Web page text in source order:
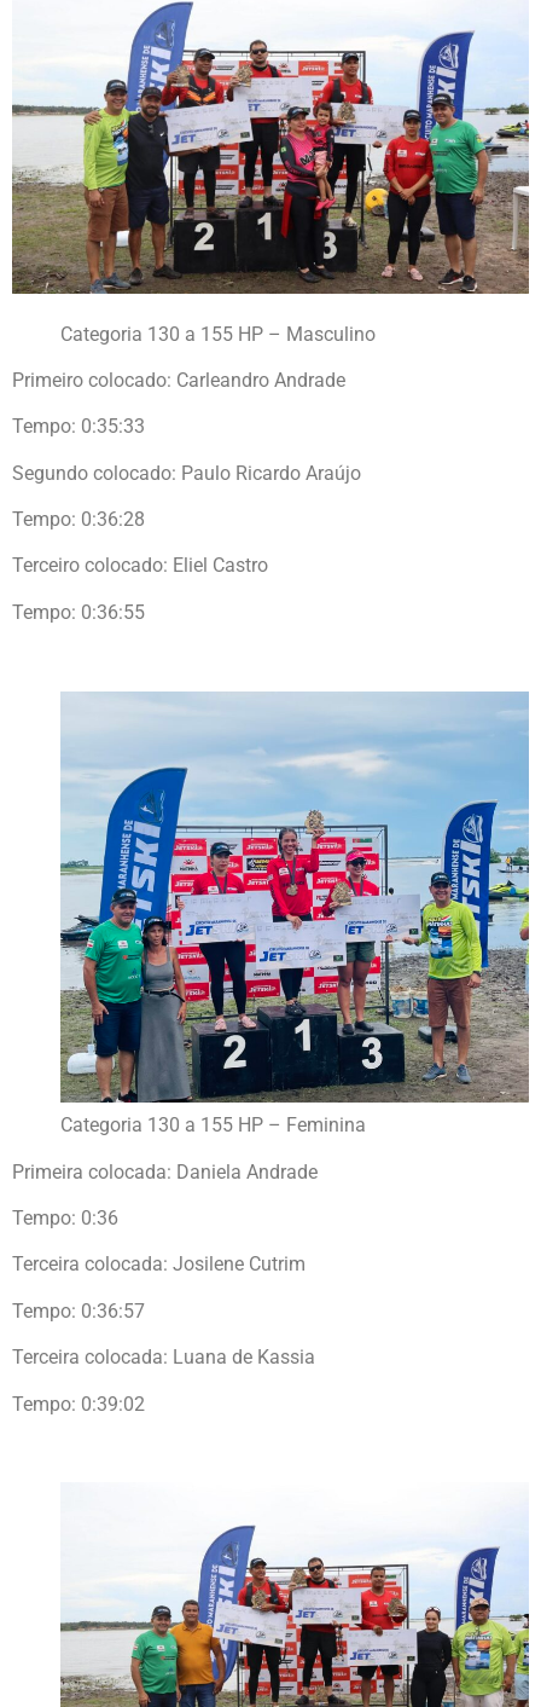
Categoria 130 a 155 HP – Masculino
Primeiro colocado: Carleandro Andrade
Tempo: 0:35:33
Segundo colocado: Paulo Ricardo Araújo
Tempo: 0:36:28
Terceiro colocado: Eliel Castro
Tempo: 0:36:55
Categoria 130 a 155 HP – Feminina
Primeira colocada: Daniela Andrade
Tempo: 0:36
Terceira colocada: Josilene Cutrim
Tempo: 0:36:57
Terceira colocada: Luana de Kassia
Tempo: 0:39:02